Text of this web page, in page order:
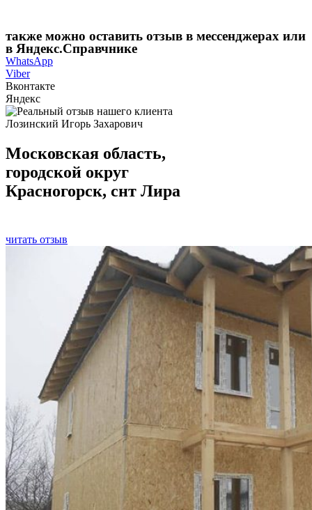
также можно оставить отзыв в мессенджерах или
в Яндекс.Справчнике
WhatsApp
Viber
Вконтакте
Яндекс
Лозинский Игорь Захарович
Московская область,
городской округ
Красногорск, снт Лира
читать отзыв